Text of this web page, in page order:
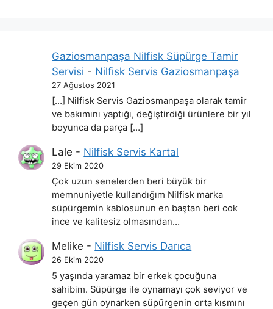
Gaziosmanpaşa Nilfisk Süpürge Tamir
Servisi - Nilfisk Servis Gaziosmanpaşa
27 Ağustos 2021
[…] Nilfisk Servis Gaziosmanpaşa olarak tamir
ve bakımını yaptığı, değiştirdiği ürünlere bir yıl
boyunca da parça […]
Lale - Nilfisk Servis Kartal
29 Ekim 2020
Çok uzun senelerden beri büyük bir
memnuniyetle kullandığım Nilfisk marka
süpürgemin kablosunun en baştan beri cok
ince ve kalitesiz olmasından…
Melike - Nilfisk Servis Darıca
26 Ekim 2020
5 yaşında yaramaz bir erkek çocuğuna
sahibim. Süpürge ile oynamayı çok seviyor ve
geçen gün oynarken süpürgenin orta kısmını